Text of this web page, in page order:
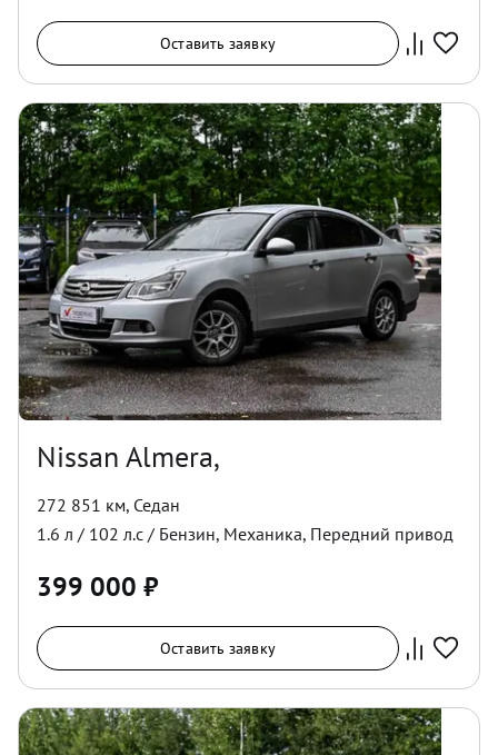
Оставить заявку
Nissan Almera,
272 851 км, Седан
1.6 л / 102 л.с / Бензин, Механика, Передний привод
399 000 ₽
Оставить заявку